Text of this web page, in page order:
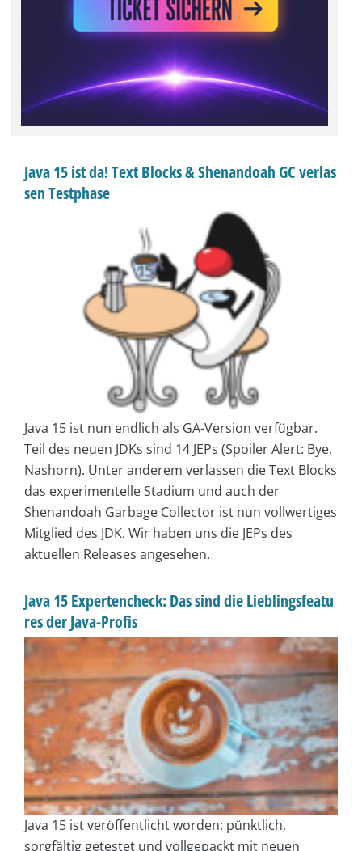
Java 15 ist da! Text Blocks & Shenandoah GC verlas
sen Testphase
Java 15 ist nun endlich als GA-Version verfügbar.
Teil des neuen JDKs sind 14 JEPs (Spoiler Alert: Bye,
Nashorn). Unter anderem verlassen die Text Blocks
das experimentelle Stadium und auch der
Shenandoah Garbage Collector ist nun vollwertiges
Mitglied des JDK. Wir haben uns die JEPs des
aktuellen Releases angesehen.
Java 15 Expertencheck: Das sind die Lieblingsfeatu
res der Java-Profis
Java 15 ist veröffentlicht worden: pünktlich,
sorgfältig getestet und vollgepackt mit neuen